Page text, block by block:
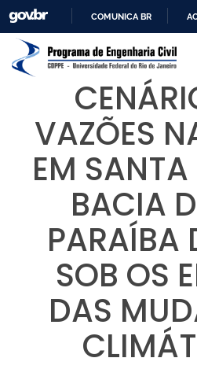
PARA
COMUNICA BR
VAZÕES
EM
BACIA
PARAÍBA
SOB OS
DAS